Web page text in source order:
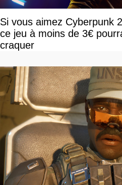
Si vous aimez Cyberpunk
ce jeu à moins de 3€
craquer